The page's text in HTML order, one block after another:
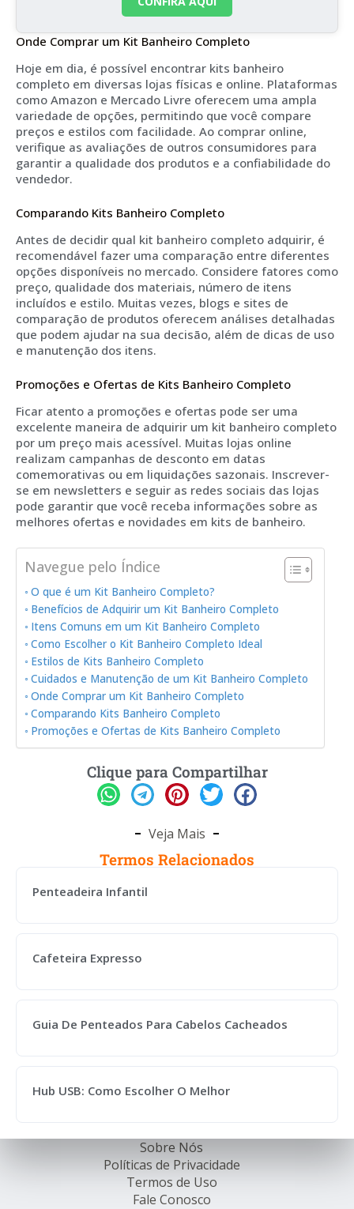
Onde Comprar um Kit Banheiro Completo
Hoje em dia, é possível encontrar kits banheiro
completo em diversas lojas físicas e online. Plataformas
como Amazon e Mercado Livre oferecem uma ampla
variedade de opções, permitindo que você compare
preços e estilos com facilidade. Ao comprar online,
verifique as avaliações de outros consumidores para
garantir a qualidade dos produtos e a confiabilidade do
vendedor.
Comparando Kits Banheiro Completo
Antes de decidir qual kit banheiro completo adquirir, é
recomendável fazer uma comparação entre diferentes
opções disponíveis no mercado. Considere fatores como
preço, qualidade dos materiais, número de itens
incluídos e estilo. Muitas vezes, blogs e sites de
comparação de produtos oferecem análises detalhadas
que podem ajudar na sua decisão, além de dicas de uso
e manutenção dos itens.
Promoções e Ofertas de Kits Banheiro Completo
Ficar atento a promoções e ofertas pode ser uma
excelente maneira de adquirir um kit banheiro completo
por um preço mais acessível. Muitas lojas online
realizam campanhas de desconto em datas
comemorativas ou em liquidações sazonais. Inscrever-
se em newsletters e seguir as redes sociais das lojas
pode garantir que você receba informações sobre as
melhores ofertas e novidades em kits de banheiro.
Navegue pelo Índice
O que é um Kit Banheiro Completo?
Benefícios de Adquirir um Kit Banheiro Completo
Itens Comuns em um Kit Banheiro Completo
Como Escolher o Kit Banheiro Completo Ideal
Estilos de Kits Banheiro Completo
Cuidados e Manutenção de um Kit Banheiro Completo
Onde Comprar um Kit Banheiro Completo
Comparando Kits Banheiro Completo
Promoções e Ofertas de Kits Banheiro Completo
Clique para Compartilhar
Veja Mais
Termos Relacionados
Penteadeira Infantil
Cafeteira Expresso
Guia De Penteados Para Cabelos Cacheados
Hub USB: Como Escolher O Melhor
Sobre Nós
Políticas de Privacidade
Termos de Uso
Fale Conosco